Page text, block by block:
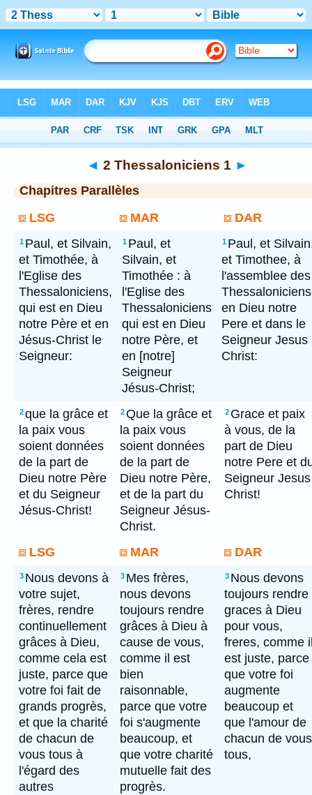
> 2 Thessaloniciens 1
◄ 2 Thessaloniciens 1 ►
Chapitres Parallèles
LSG
MAR DAR
1 Paul, et Silvain,
et Timothée, à
l'Eglise des
Thessaloniciens,
qui est en Dieu
notre Père et en
Jésus-Christ le
Seigneur:
1 Paul, et
Silvain, et
Timothée : à
l'Eglise des
Thessaloniciens
qui est en Dieu
notre Père, et
en [notre]
Seigneur
Jésus-Christ;
1 Paul, et
et Timothee, à
l'assemblee des
en Dieu notre
Pere et dans le
Seigneur Jesus
Christ:
2que la grâce et
la paix vous
soient données
de la part de
Dieu notre Père
et du Seigneur
Jésus-Christ!
2Que la grâce et
la paix vous
soient données
de la part de
Dieu notre Père,
et de la part du
Seigneur Jésus-
Christ.
2 Grace et paix
à vous, de la
part de Dieu
notre Pere et
Seigneur Jesus
Christ!
LSG MAR DAR
3 Nous devons à
votre sujet,
frères, rendre
continuellement
grâces à Dieu,
comme cela est
juste, parce que
votre foi fait de
grands progrès,
et que la charité
de chacun de
vous tous à
l'égard des
autres
3 Mes frères,
nous devons
toujours rendre
grâces à Dieu à
cause de vous,
comme il est
bien
raisonnable,
parce que votre
foi s'augmente
beaucoup, et
que votre charité
mutuelle fait des
progrès.
3 Nous devons
toujours rendre
graces à Dieu
pour vous,
freres, comme
est juste, parce
que votre foi
augmente
beaucoup et
que l'amour de
chacun de vous
tous,